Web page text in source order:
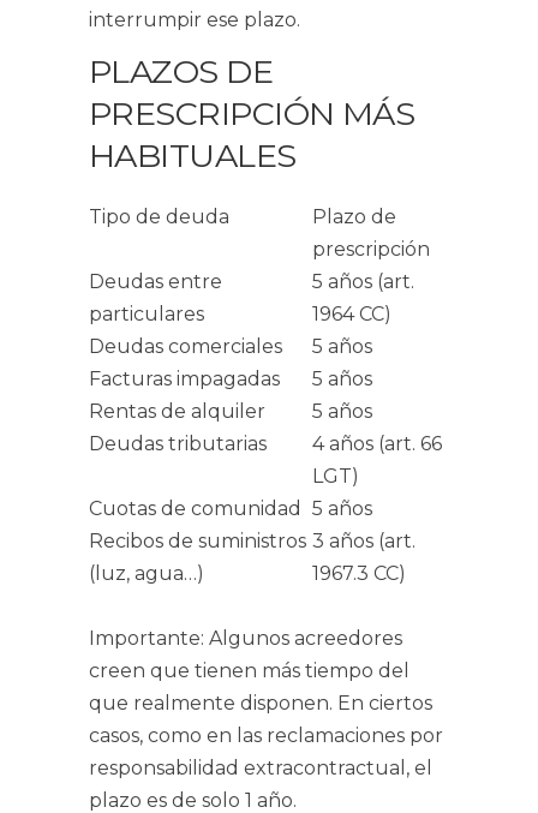
interrumpir ese plazo.
PLAZOS DE
PRESCRIPCIÓN MÁS
HABITUALES
Tipo de deuda
Plazo de
prescripción
Deudas entre
particulares
5 años (art.
1964 CC)
Deudas comerciales
5 años
Facturas impagadas
5 años
Rentas de alquiler
5 años
Deudas tributarias
4 años (art. 66
LGT)
Cuotas de comunidad
5 años
Recibos de suministros
(luz, agua…)
3 años (art.
1967.3 CC)
Importante: Algunos acreedores
creen que tienen más tiempo del
que realmente disponen. En ciertos
casos, como en las reclamaciones por
responsabilidad extracontractual, el
plazo es de solo 1 año.